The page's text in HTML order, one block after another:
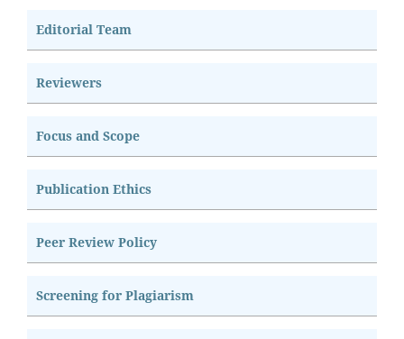
Editorial Team
Reviewers
Focus and Scope
Publication Ethics
Peer Review Policy
Screening for Plagiarism